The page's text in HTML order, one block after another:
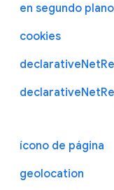
en segundo plano
cookies
ícono de página
geolocation